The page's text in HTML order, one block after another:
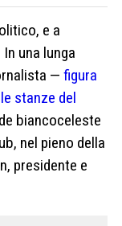
e a
In una lunga
— figura
stanze del
biancoceleste
nel pieno della
presidente e